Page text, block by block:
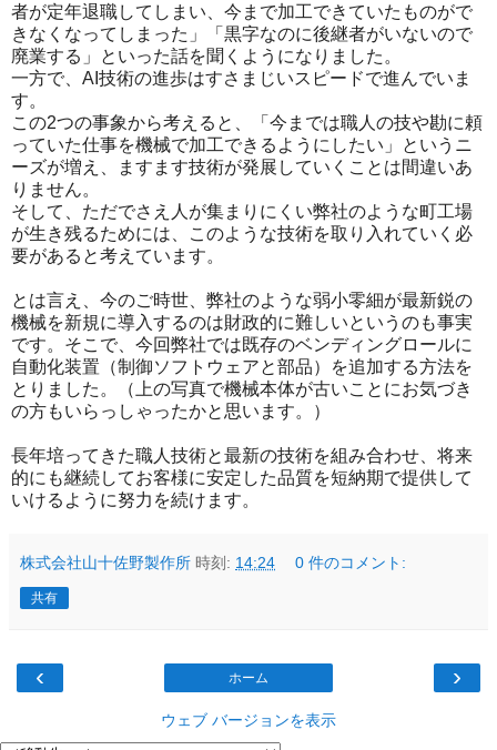
者が定年退職してしまい、今まで加工できていたものがで
きなくなってしまった」「黒字なのに後継者がいないので
廃業する」といった話を聞くようになりました。
一方で、AI技術の進歩はすさまじいスピードで進んでいま
す。
この2つの事象から考えると、「今までは職人の技や勘に頼
っていた仕事を機械で加工できるようにしたい」というニ
ーズが増え、ますます技術が発展していくことは間違いあ
りません。
そして、ただでさえ人が集まりにくい弊社のような町工場
が生き残るためには、このような技術を取り入れていく必
要があると考えています。
とは言え、今のご時世、弊社のような弱小零細が最新鋭の
機械を新規に導入するのは財政的に難しいというのも事実
です。そこで、今回弊社では既存のベンディングロールに
自動化装置（制御ソフトウェアと部品）を追加する方法を
とりました。（上の写真で機械本体が古いことにお気づき
の方もいらっしゃったかと思います。）
長年培ってきた職人技術と最新の技術を組み合わせ、将来
的にも継続してお客様に安定した品質を短納期で提供して
いけるように努力を続けます。
株式会社山十佐野製作所 時刻: 14:24 0 件のコメント:
共有
‹ ›
ホーム
ウェブ バージョンを表示